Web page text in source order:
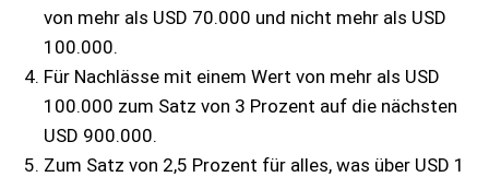
von mehr als USD 70.000 und nicht mehr als USD
100.000.
Für Nachlässe mit einem Wert von mehr als USD
100.000 zum Satz von 3 Prozent auf die nächsten
USD 900.000.
Zum Satz von 2,5 Prozent für alles, was über USD 1